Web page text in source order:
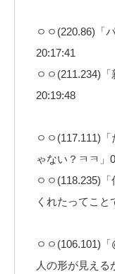
ㅇㅇ(220.86)「
20:17:41
ㅇㅇ(211.234)
20:19:48
ㅇㅇ(117.111)
ゃない？ㅋㅋ」
ㅇㅇ(118.235)
くれたってこと
ㅇㅇ(106.101)
人の形が見える